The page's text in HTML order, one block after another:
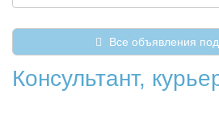
Все объявления
Консультант,